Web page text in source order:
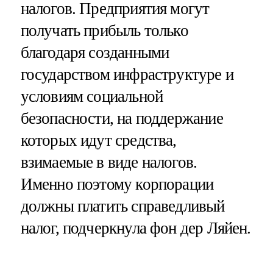
налогов. Предприятия могут
получать прибыль только
благодаря созданными
государством инфраструктуре и
условиям социальной
безопасности, на поддержание
которых идут средства,
взимаемые в виде налогов.
Именно поэтому корпорации
должны платить справедливый
налог, подчеркнула фон дер Ляйен.